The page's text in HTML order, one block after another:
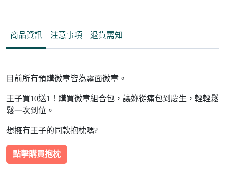
商品資訊 注意事項 退貨需知
目前所有預購徽章皆為霧面徽章。
王子買10送1！購買徽章組合包，讓妳從痛包到慶生，輕輕鬆
鬆一次到位。
想擁有王子的同款抱枕嗎?
點擊購買抱枕